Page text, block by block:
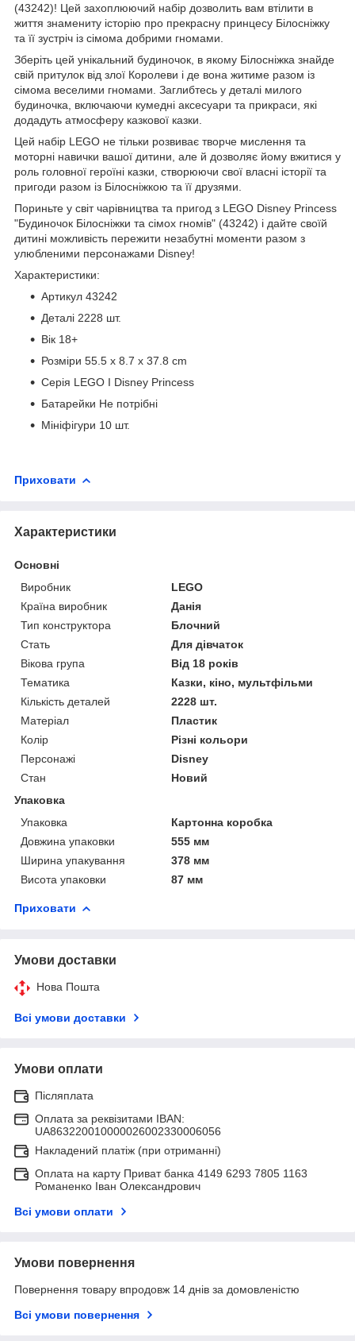
(43242)! Цей захоплюючий набір дозволить вам втілити в
життя знамениту історію про прекрасну принцесу Білосніжку
та її зустріч із сімома добрими гномами.
Зберіть цей унікальний будиночок, в якому Білосніжка знайде
свій притулок від злої Королеви і де вона житиме разом із
сімома веселими гномами. Заглибтесь у деталі милого
будиночка, включаючи кумедні аксесуари та прикраси, які
додадуть атмосферу казкової казки.
Цей набір LEGO не тільки розвиває творче мислення та
моторні навички вашої дитини, але й дозволяє йому вжитися у
роль головної героїні казки, створюючи свої власні історії та
пригоди разом із Білосніжкою та її друзями.
Пориньте у світ чарівництва та пригод з LEGO Disney Princess
"Будиночок Білосніжки та сімох гномів" (43242) і дайте своїй
дитині можливість пережити незабутні моменти разом з
улюбленими персонажами Disney!
Характеристики:
Артикул 43242
Деталі 2228 шт.
Вік 18+
Розміри 55.5 x 8.7 x 37.8 cm
Серія LEGO I Disney Princess
Батарейки Не потрібні
Мініфігури 10 шт.
Приховати
Характеристики
Основні
Виробник
LEGO
Країна виробник
Данія
Тип конструктора
Блочний
Стать
Для дівчаток
Вікова група
Від 18 років
Тематика
Казки, кіно, мультфільми
Кількість деталей
2228 шт.
Матеріал
Пластик
Колір
Різні кольори
Персонажі
Disney
Стан
Новий
Упаковка
Упаковка
Картонна коробка
Довжина упаковки
555 мм
Ширина упакування
378 мм
Висота упаковки
87 мм
Приховати
Умови доставки
Нова Пошта
Всі умови доставки
Умови оплати
Післяплата
Оплата за реквізитами IBAN:
UA863220010000026002330006056
Накладений платіж (при отриманні)
Оплата на карту Приват банка 4149 6293 7805 1163
Романенко Іван Олександрович
Всі умови оплати
Умови повернення
Повернення товару впродовж 14 днів за домовленістю
Всі умови повернення